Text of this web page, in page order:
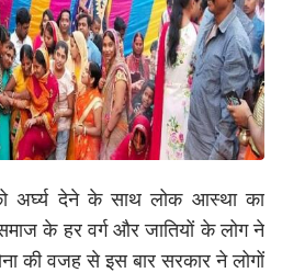
अर्घ्य देने के साथ लोक आस्था का
के हर वर्ग और जातियों के लोग ने
की वजह से इस बार सरकार ने लोगों